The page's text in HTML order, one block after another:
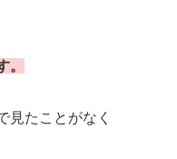
。
見たことがなく